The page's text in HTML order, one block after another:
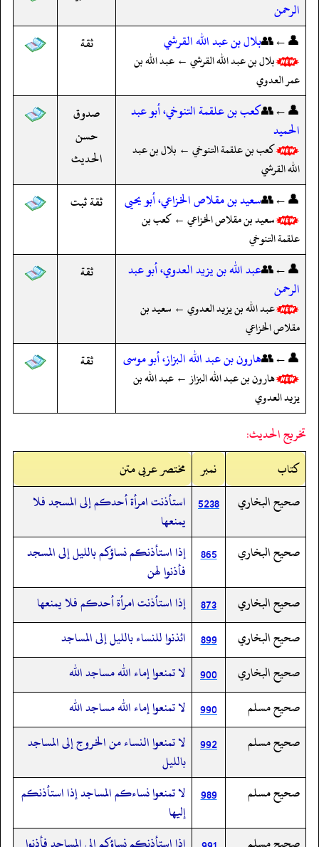
الرحمن
👤←👥بلال بن عبد الله القرشي
بلال بن عبد الله القرشي ← عبد الله بن
عمر العدوي
ثقة
👤←👥كعب بن علقمة التنوخي، أبو عبد
الحميد
كعب بن علقمة التنوخي ← بلال بن عبد
الله القرشي
صدوق
حسن
الحديث
👤←👥سعيد بن مقلاص الخزاعي، أبو يحيى
سعيد بن مقلاص الخزاعي ← كعب بن
علقمة التنوخي
ثقة ثبت
👤←👥عبد الله بن يزيد العدوي، أبو عبد
الرحمن
عبد الله بن يزيد العدوي ← سعيد بن
مقلاص الخزاعي
ثقة
👤←👥هارون بن عبد الله البزاز، أبو موسى
هارون بن عبد الله البزاز ← عبد الله بن
يزيد العدوي
ثقة
تخريج الحديث:
کتاب
نمبر
مختصر عربی متن
صحيح البخاري
5238 استأذنت امرأة أحدكم إلى المسجد فلا
يمنعها
صحيح البخاري
865
إذا استأذنكم نساؤكم بالليل إلى المسجد
فأذنوا لهن
صحيح البخاري
873
إذا استأذنت امرأة أحدكم فلا يمنعها
صحيح البخاري
899
ائذنوا للنساء بالليل إلى المساجد
صحيح البخاري
900
لا تمنعوا إماء الله مساجد الله
صحيح مسلم
990
لا تمنعوا إماء الله مساجد الله
صحيح مسلم
992
لا تمنعوا النساء من الخروج إلى المساجد
بالليل
صحيح مسلم
989
لا تمنعوا نساءكم المساجد إذا استأذنكم
إليها